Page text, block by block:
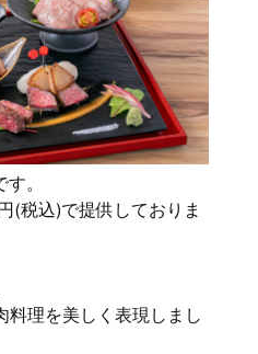
。
(税込)で提供しておりま
料理を美しく表現しまし